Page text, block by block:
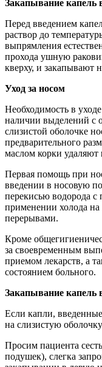
Закапывание капель
Перед введением
раствор до
выпрямления
прохода ушную
кверху, и закапывают
Уход за носом
Необходимость в
наличии выделений с
слизистой оболочке
предварительного
маслом корки удаляют
Первая помощь при
введении в носовую
перекисью водорода
применении холода
перерывами.
Кроме
за своевременным
приемом лекарств, а
состоянием больного.
Закапывание капель
Если капли,
на слизистую
Просим пациента
подушек), слегка